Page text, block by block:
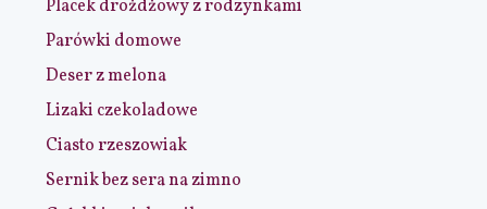
Placek drożdżowy z rodzynkami
Parówki domowe
Deser z melona
Lizaki czekoladowe
Ciasto rzeszowiak
Sernik bez sera na zimno